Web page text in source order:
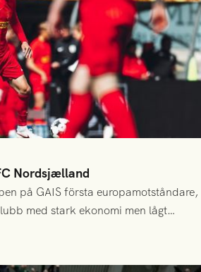
Nordsjælland
på GAIS första europamotståndare,
med stark ekonomi men lågt
kollektiv styrka och individuell